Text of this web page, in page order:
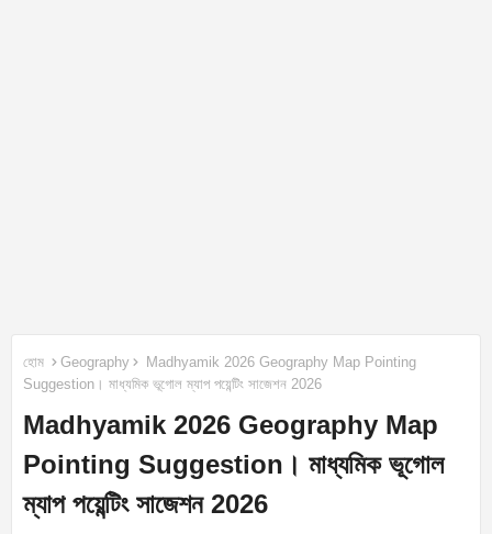
হোম Geography
Madhyamik 2026 Geography Map Pointing
Suggestion। মাধ্যমিক ভূগোল ম্যাপ পয়েন্টিং সাজেশন 2026
Madhyamik 2026 Geography Map
Pointing Suggestion। মাধ্যমিক ভূগোল
ম্যাপ পয়েন্টিং সাজেশন 2026